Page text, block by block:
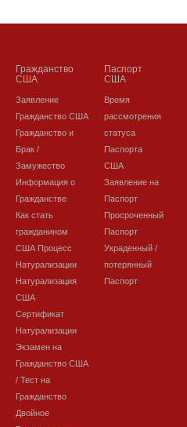
Гражданство
США
Заявление
Гражданство США
Гражданство и
Брак /
Замужество
Информация о
Гражданстве
Как стать
гражданином
США Процесс
Натурализации
Натурализация
США
Сертификат
Натурализации
Экзамен на
Гражданство США
/ Тест на
Гражданство
Двойное
Паспорт
США
Время
рассмотрения
статуса
Паспорта
США
Заявление на
Паспорт
Просроченный
Паспорт
Украденный /
потерянный
Паспорт